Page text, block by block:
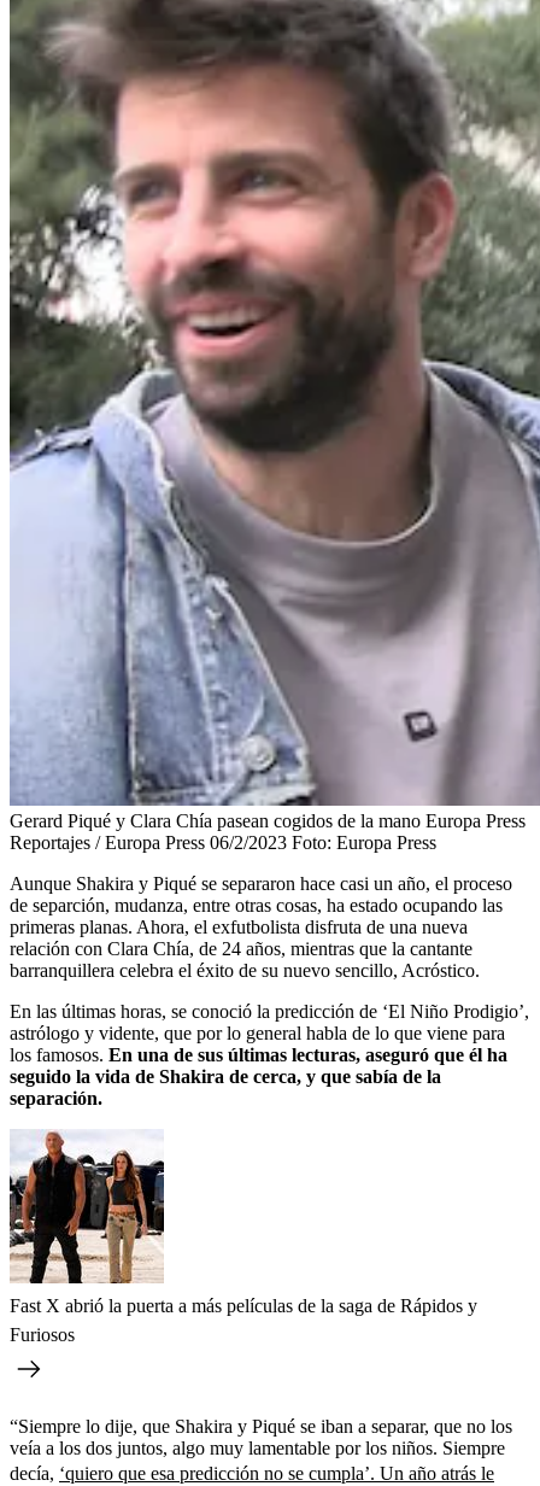
Gerard Piqué y Clara Chía pasean cogidos de la mano Europa Press
Reportajes / Europa Press 06/2/2023 Foto: Europa Press
Aunque Shakira y Piqué se separaron hace casi un año, el proceso
de separción, mudanza, entre otras cosas, ha estado ocupando las
primeras planas. Ahora, el exfutbolista disfruta de una nueva
relación con Clara Chía, de 24 años, mientras que la cantante
barranquillera celebra el éxito de su nuevo sencillo, Acróstico.
En las últimas horas, se conoció la predicción de ‘El Niño Prodigio’,
astrólogo y vidente, que por lo general habla de lo que viene para
los famosos. En una de sus últimas lecturas, aseguró que él ha
seguido la vida de Shakira de cerca, y que sabía de la
separación.
Fast X abrió la puerta a más películas de la saga de Rápidos y
Furiosos
“Siempre lo dije, que Shakira y Piqué se iban a separar, que no los
veía a los dos juntos, algo muy lamentable por los niños. Siempre
decía, ‘quiero que esa predicción no se cumpla’. Un año atrás le